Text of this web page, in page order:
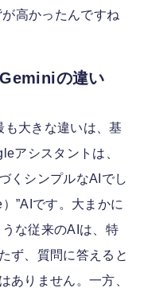
高かったんですね
の違い
大きな違いは、基
アシスタントは、
くシンプルなAIでし
”AIです。大まかに
な従来のAIは、特
ず、質問に答えると
ありません。一方、